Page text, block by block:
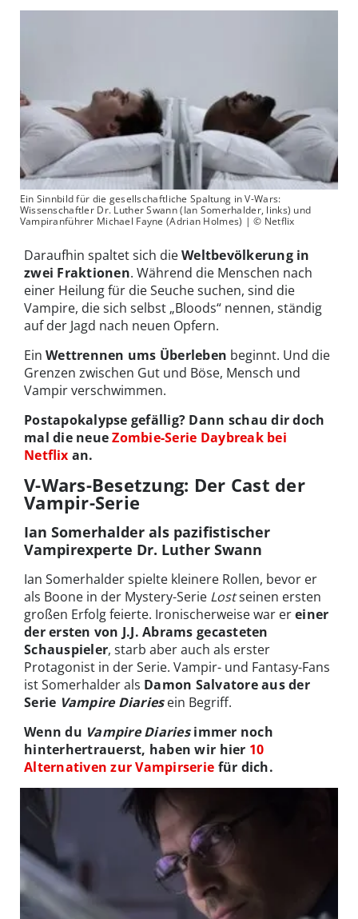
Ein Sinnbild für die gesellschaftliche Spaltung in V-Wars:
Wissenschaftler Dr. Luther Swann (Ian Somerhalder, links) und
Vampiranführer Michael Fayne (Adrian Holmes) | © Netflix
Daraufhin spaltet sich dieWeltbevölkerung in
zwei Fraktionen. Während die Menschen nach
einer Heilung für die Seuche suchen, sind die
Vampire, die sich selbst „Bloods“ nennen, ständig
auf der Jagd nach neuen Opfern.
Ein Wettrennen ums Überleben beginnt. Und die
Grenzen zwischen Gut und Böse, Mensch und
Vampir verschwimmen.
Postapokalypse gefällig? Dann schau dir doch
mal die neueZombie-Serie Daybreak bei
Netflix an.
V-Wars-Besetzung: Der Cast der
Vampir-Serie
Ian Somerhalder als pazifistischer
Vampirexperte Dr. Luther Swann
Ian Somerhalder spielte kleinere Rollen, bevor er
als Boone in der Mystery-Serie Lostseinen ersten
großen Erfolg feierte. Ironischerweise war ereiner
der ersten von J.J. Abrams gecasteten
Schauspieler, starb aber auch als erster
Protagonist in der Serie. Vampir- und Fantasy-Fans
ist Somerhalder als Damon Salvatore aus der
Serie Vampire Diariesein Begriff.
Wenn du Vampire Diariesimmer noch
hinterhertrauerst, haben wir hier 10
Alternativen zur Vampirserie für dich.